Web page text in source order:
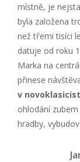
místně, je
byla založena
než třemi tisíci
datuje od roku
Marka na
přinese
v
ohlodání
hradby,